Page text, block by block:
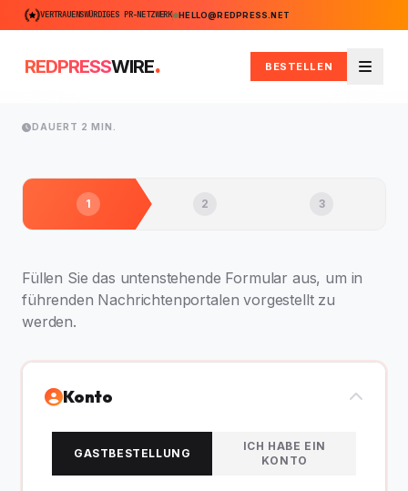
VERTRAUENSWÜRDIGES PR-NETZWERK HELLO@REDPRESS.NET
REDPRESSWIRE. BESTELLEN
Menü
DAUERT 2 MIN.
1 2 3
Füllen Sie das untenstehende Formular aus, um in
führenden Nachrichtenportalen vorgestellt zu
werden.
Konto
GASTBESTELLUNG
ICH HABE EIN
KONTO